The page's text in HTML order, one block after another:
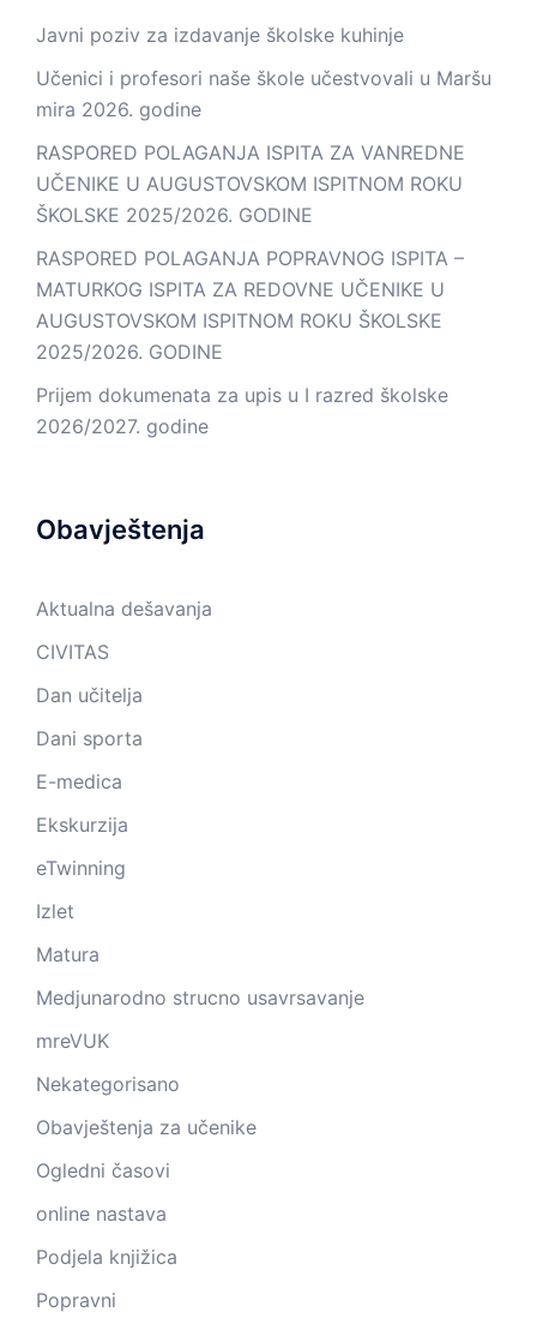
Javni poziv za izdavanje školske kuhinje
Učenici i profesori naše škole učestvovali u Maršu
mira 2026. godine
RASPORED POLAGANJA ISPITA ZA VANREDNE
UČENIKE U AUGUSTOVSKOM ISPITNOM ROKU
ŠKOLSKE 2025/2026. GODINE
RASPORED POLAGANJA POPRAVNOG ISPITA –
MATURKOG ISPITA ZA REDOVNE UČENIKE U
AUGUSTOVSKOM ISPITNOM ROKU ŠKOLSKE
2025/2026. GODINE
Prijem dokumenata za upis u I razred školske
2026/2027. godine
Obavještenja
Aktualna dešavanja
CIVITAS
Dan učitelja
Dani sporta
E-medica
Ekskurzija
eTwinning
Izlet
Matura
Medjunarodno strucno usavrsavanje
mreVUK
Nekategorisano
Obavještenja za učenike
Ogledni časovi
online nastava
Podjela knjižica
Popravni